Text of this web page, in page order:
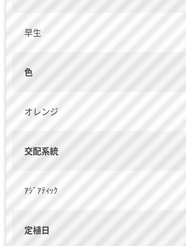
早生
色
オレンジ
交配系統
ｱｼﾞｱﾃｨｯｸ
定植日